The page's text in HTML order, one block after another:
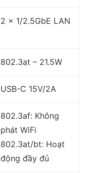
2 x 1/2.5GbE LAN
802.3at – 21.5W
USB-C 15V/2A
802.3af: Không
phát WiFi
802.3at/bt: Hoạt
động đầy đủ